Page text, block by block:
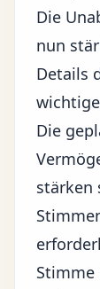
Die
nun
Details
Die
stärken
Stimme